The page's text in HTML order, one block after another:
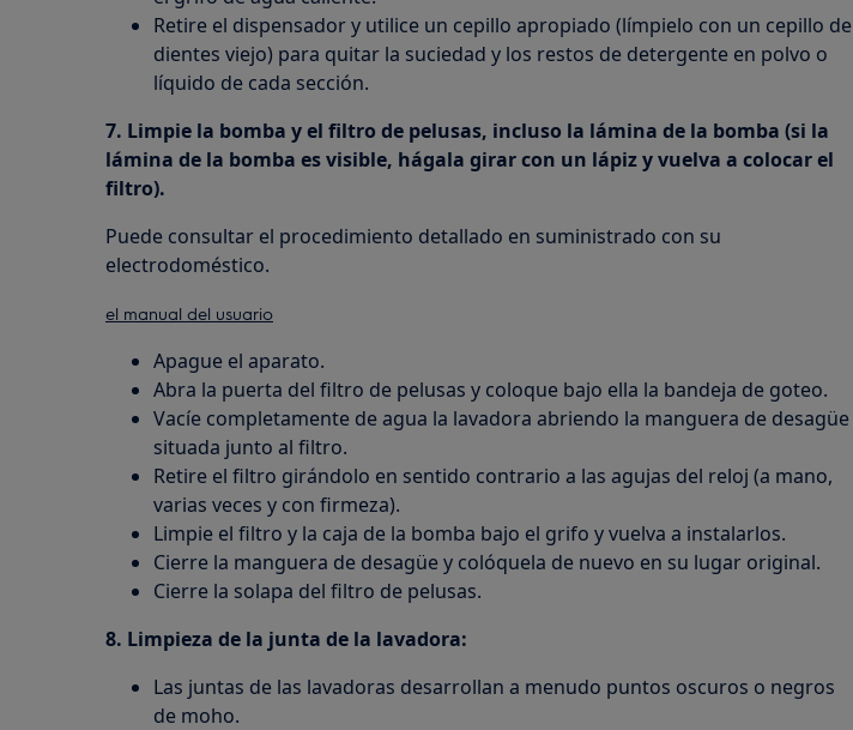
Retire el dispensador y utilice un cepillo apropiado (límpielo con un cepillo de
dientes viejo) para quitar la suciedad y los restos de detergente en polvo o
líquido de cada sección.
7. Limpie la bomba y el filtro de pelusas, incluso la lámina de la bomba (si la
lámina de la bomba es visible, hágala girar con un lápiz y vuelva a colocar el
filtro).
Puede consultar el procedimiento detallado en suministrado con su
electrodoméstico.
el manual del usuario
Apague el aparato.
Abra la puerta del filtro de pelusas y coloque bajo ella la bandeja de goteo.
Vacíe completamente de agua la lavadora abriendo la manguera de desagüe
situada junto al filtro.
Retire el filtro girándolo en sentido contrario a las agujas del reloj (a mano,
varias veces y con firmeza).
Limpie el filtro y la caja de la bomba bajo el grifo y vuelva a instalarlos.
Cierre la manguera de desagüe y colóquela de nuevo en su lugar original.
Cierre la solapa del filtro de pelusas.
8. Limpieza de la junta de la lavadora:
Las juntas de las lavadoras desarrollan a menudo puntos oscuros o negros
de moho.